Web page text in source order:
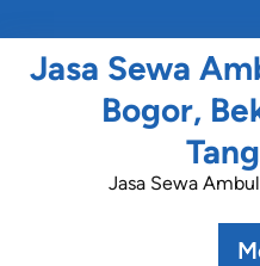
Jasa Sewa
Bogor,
Jasa Sewa